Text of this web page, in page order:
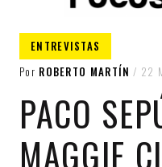
ENTREVISTAS
Por ROBERTO MARTÍN 22
PACO
MAGGIE